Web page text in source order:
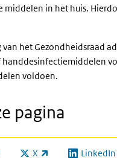
middelen in het huis.
van het Gezondheidsraad
voldoen.
pagina
X
(externe link) LinkedIn
(externe